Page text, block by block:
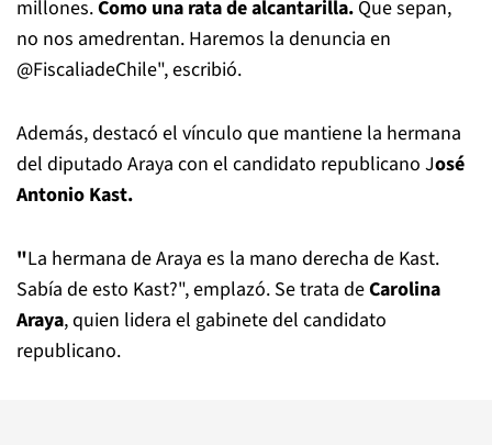
millones.Como una rata de alcantarilla. Que sepan,
no nos amedrentan. Haremos la denuncia en
@FiscaliadeChile", escribió.
Además, destacó el vínculo que mantiene la hermana
del diputado Araya con el candidato republicano José
Antonio Kast.
"La hermana de Araya es la mano derecha de Kast.
Sabía de esto Kast?", emplazó. Se trata deCarolina
Araya, quien lidera el gabinete del candidato
republicano.